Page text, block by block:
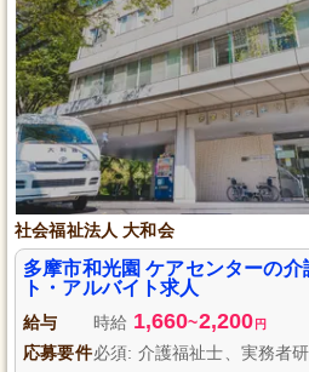
社会福祉法人 大和会
多摩市和光園 ケアセンターの
ト・アルバイト求人
給与 時給 1,660~2,200 円
応募要件必須: 介護福祉士、実務者